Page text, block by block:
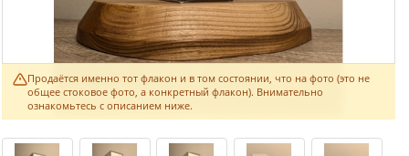
Продаётся именно тот флакон и в том состоянии, что на фото (это не
общее стоковое фото, а конкретный флакон). Внимательно
ознакомьтесь с описанием ниже.